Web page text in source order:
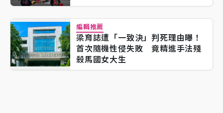
編輯推薦
梁育誌遭「一致決」判死理由曝！
首次隨機性侵失敗 竟精進手法殘
殺馬國女大生